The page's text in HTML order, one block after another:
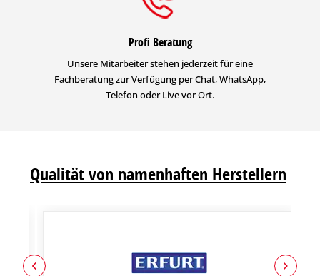
Profi Beratung
Unsere Mitarbeiter stehen jederzeit für eine
Fachberatung zur Verfügung per Chat, WhatsApp,
Telefon oder Live vor Ort.
Qualität von namenhaften Herstellern